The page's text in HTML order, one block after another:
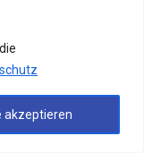
akzeptieren